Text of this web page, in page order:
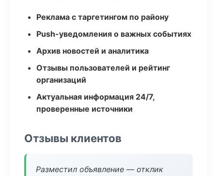
Реклама с таргетингом по району
Push-уведомления о важных событиях
Архив новостей и аналитика
Отзывы пользователей и рейтинг
организаций
Актуальная информация 24/7,
проверенные источники
Отзывы клиентов
Разместил объявление — отклик